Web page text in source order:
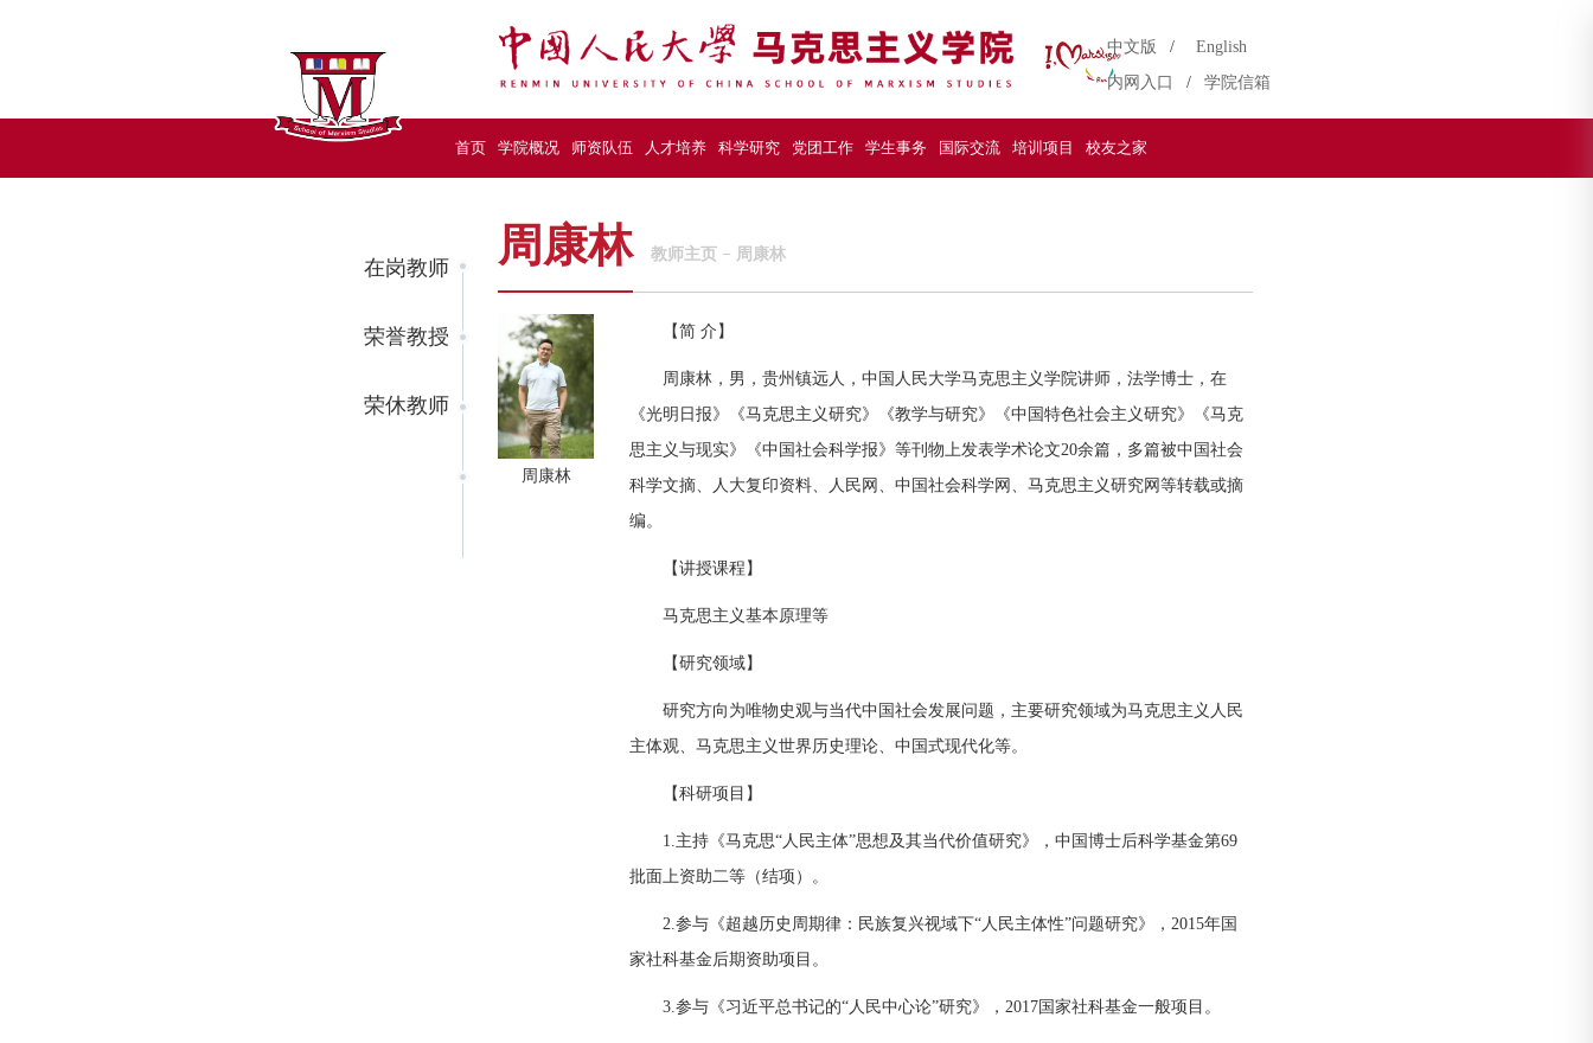
中文版 /
English
内网入口
/ 学院信箱
首页 学院概况 师资队伍 人才培养 科学研究 党团工作 学生事务 国际交流 培训项目 校友之家
在岗教师
荣誉教授
荣休教师
周康林 教师主页 − 周康林
周康林
【简 介】
周康林，男，贵州镇远人，中国人民大学马克思主义学院讲师，法学博士，在
《光明日报》《马克思主义研究》《教学与研究》《中国特色社会主义研究》《马克
思主义与现实》《中国社会科学报》等刊物上发表学术论文20余篇，多篇被中国社会
科学文摘、人大复印资料、人民网、中国社会科学网、马克思主义研究网等转载或摘
编。
【讲授课程】
马克思主义基本原理等
【研究领域】
研究方向为唯物史观与当代中国社会发展问题，主要研究领域为马克思主义人民
主体观、马克思主义世界历史理论、中国式现代化等。
【科研项目】
1.主持《马克思“人民主体”思想及其当代价值研究》，中国博士后科学基金第69
批面上资助二等（结项）。
2.参与《超越历史周期律：民族复兴视域下“人民主体性”问题研究》，2015年国
家社科基金后期资助项目。
3.参与《习近平总书记的“人民中心论”研究》，2017国家社科基金一般项目。